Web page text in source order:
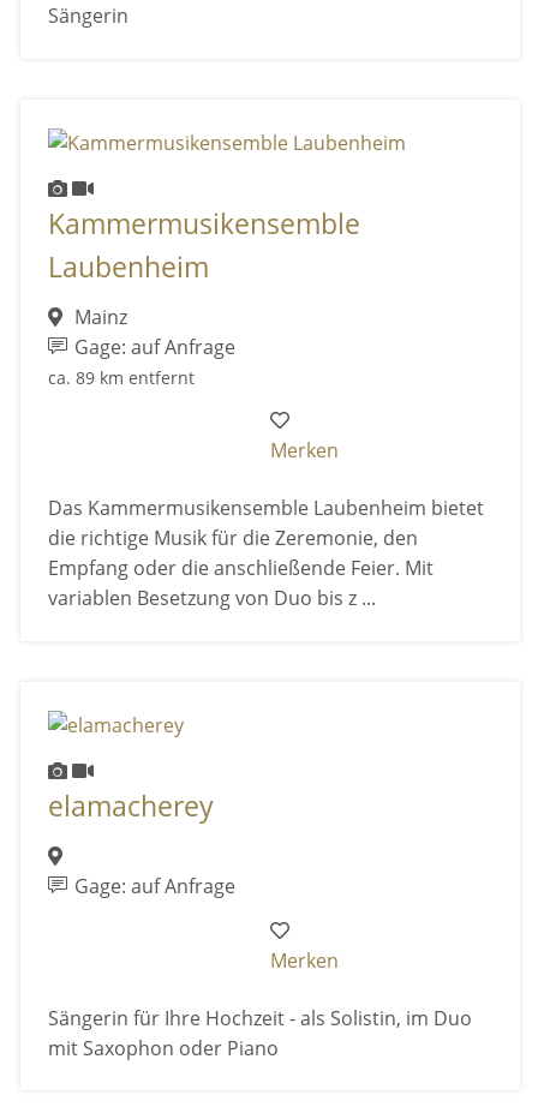
Sängerin
Kammermusikensemble
Laubenheim
Mainz
Gage: auf Anfrage
ca. 89 km entfernt
Merken
Das Kammermusikensemble Laubenheim bietet
die richtige Musik für die Zeremonie, den
Empfang oder die anschließende Feier. Mit
variablen Besetzung von Duo bis z ...
elamacherey
Gage: auf Anfrage
Merken
Sängerin für Ihre Hochzeit - als Solistin, im Duo
mit Saxophon oder Piano